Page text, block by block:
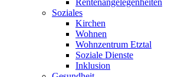
Rentenangelegenheiten
Soziales
Kirchen
Wohnen
Wohnzentrum Etztal
Soziale Dienste
Inklusion